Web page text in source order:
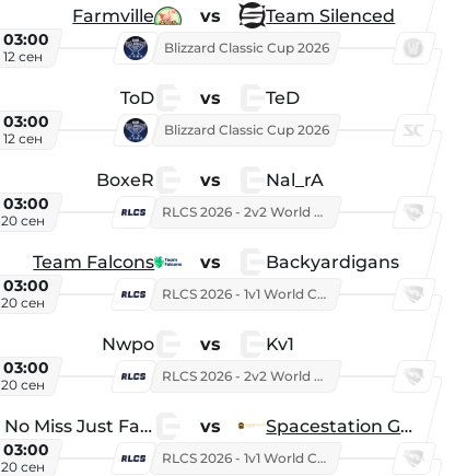
Farmville vs Team Silenced
03:00
12 сен
Blizzard Classic Cup 2026
ToD vs TeD
03:00
12 сен
Blizzard Classic Cup 2026
BoxeR vs Nal_rA
03:00
20 сен
RLCS 2026 - 2v2 World Championship
Team Falcons vs Backyardigans
03:00
20 сен
RLCS 2026 - 1v1 World Championship
Nwpo vs Kv1
03:00
20 сен
RLCS 2026 - 2v2 World Championship
No Miss Just Fake vs Spacestation Gaming
03:00
20 сен
RLCS 2026 - 1v1 World Championship